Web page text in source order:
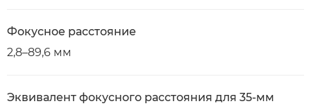
Фокусное расстояние
2,8–89,6 мм
Эквивалент фокусного расстояния для 35-мм